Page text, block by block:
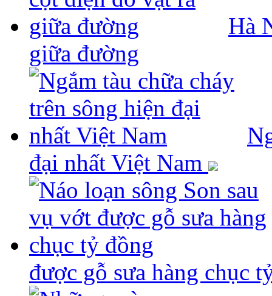
Hà
giữa đường
đại nhất Việt Nam
được gỗ sưa hàng chục